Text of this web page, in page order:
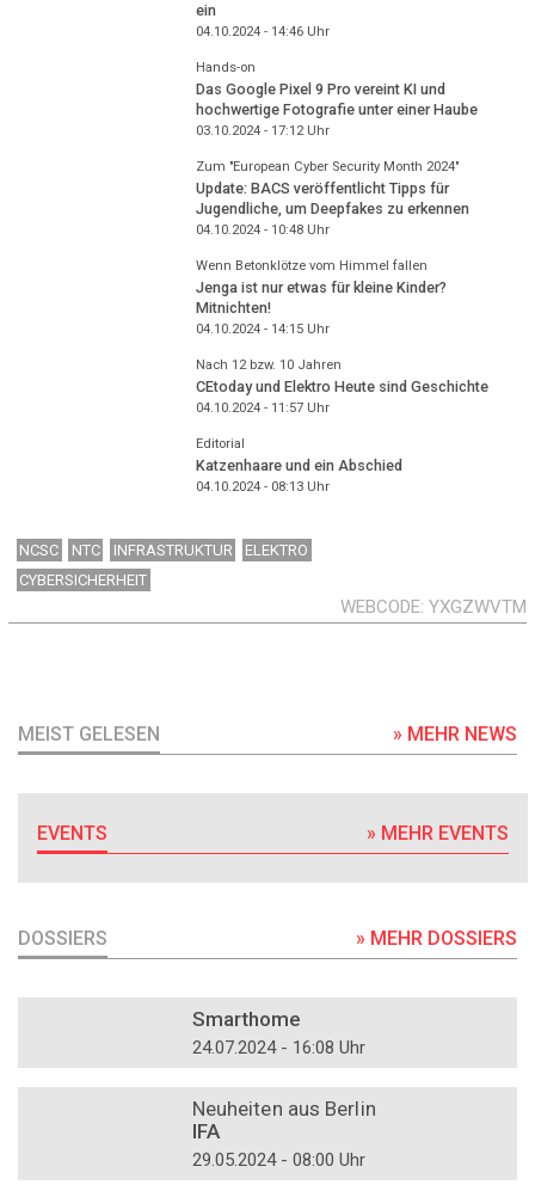
ein
04.10.2024 - 14:46Uhr
Hands-on
Das Google Pixel 9 Pro vereint KI und
hochwertige Fotografie unter einer Haube
03.10.2024 - 17:12Uhr
Zum "European Cyber Security Month 2024"
Update: BACS veröffentlicht Tipps für
Jugendliche, um Deepfakes zu erkennen
04.10.2024 - 10:48Uhr
Wenn Betonklötze vom Himmel fallen
Jenga ist nur etwas für kleine Kinder?
Mitnichten!
04.10.2024 - 14:15Uhr
Nach 12 bzw. 10 Jahren
CEtoday und Elektro Heute sind Geschichte
04.10.2024 - 11:57Uhr
Editorial
Katzenhaare und ein Abschied
04.10.2024 - 08:13Uhr
NCSC NTC INFRASTRUKTUR
ELEKTRO
CYBERSICHERHEIT
WEBCODE YXGZWVTM
MEIST GELESEN » MEHR NEWS
EVENTS » MEHR EVENTS
DOSSIERS » MEHR DOSSIERS
Smarthome
24.07.2024 - 16:08 Uhr
Neuheiten aus Berlin
IFA
29.05.2024 - 08:00 Uhr